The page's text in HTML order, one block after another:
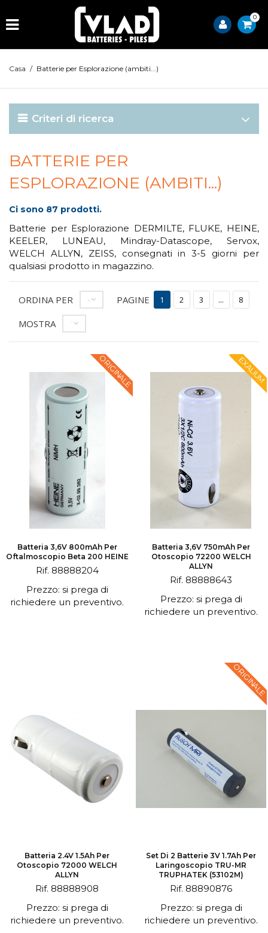
0
Casa / Batterie per Esplorazione (ambiti...)
Criteri di ricerca
BATTERIE PER
ESPLORAZIONE (AMBITI...)
Ci sono 87 prodotti.
Batterie per Esplorazione DERMILTE, FLUKE, HEINE,
KEELER, LUNEAU, Mindray-Datascope, Servox,
WELCH ALLYN, ZEISS, consegnati in 3-5 giorni per
qualsiasi prodotto in magazzino.
ORDINA PER --
MOSTRA 12
PAGINE 1 2 3 ... 8
ORIGINALE
Batteria 3,6V 800mAh Per
Oftalmoscopio Beta 200 HEINE
Rif. 88888204
Prezzo: si prega di
richiedere un preventivo.
EXALIUM
Batteria 3,6V 750mAh Per
Otoscopio 72200 WELCH
ALLYN
Rif. 88888643
Prezzo: si prega di
richiedere un preventivo.
Batteria 2.4V 1.5Ah Per
Otoscopio 72000 WELCH
ALLYN
Rif. 88888908
Prezzo: si prega di
richiedere un preventivo.
ORIGINALE
Set Di 2 Batterie 3V 1.7Ah Per
Laringoscopio TRU-MR
TRUPHATEK (53102M)
Rif. 88890876
Prezzo: si prega di
richiedere un preventivo.